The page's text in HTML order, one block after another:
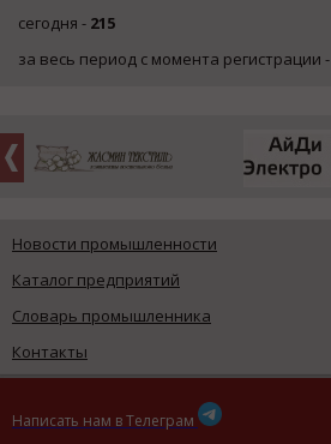
сегодня - 215
за весь период с момента регистрации -
Новости промышленности
Каталог предприятий
Словарь промышленника
Контакты
Написать нам в Телеграм